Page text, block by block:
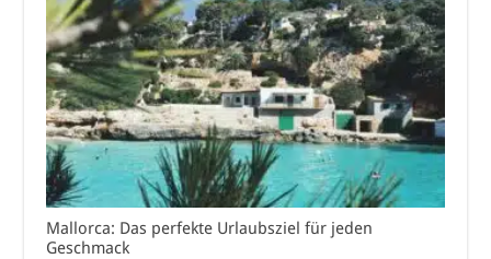
Mallorca: Das perfekte Urlaubsziel für jeden
Geschmack